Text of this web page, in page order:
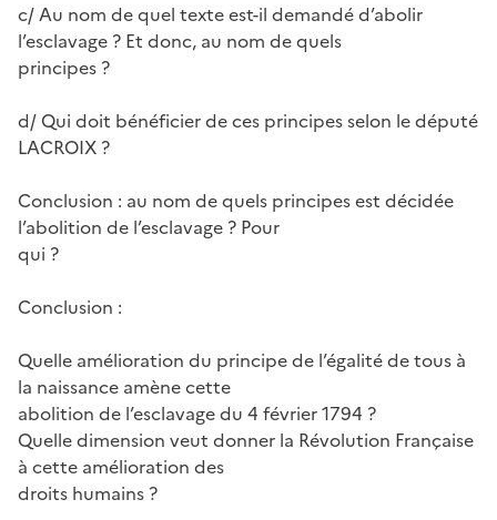
c/ Au nom de quel texte est-il demandé d’abolir
l’esclavage ? Et donc, au nom de quels
principes ?
d/ Qui doit bénéficier de ces principes selon le député
LACROIX ?
Conclusion : au nom de quels principes est décidée
l’abolition de l’esclavage ? Pour
qui ?
Conclusion :
Quelle amélioration du principe de l’égalité de tous à
la naissance amène cette
abolition de l’esclavage du 4 février 1794 ?
Quelle dimension veut donner la Révolution Française
à cette amélioration des
droits humains ?